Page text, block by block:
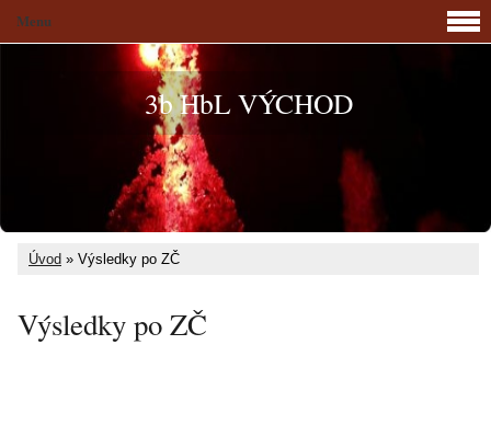
3b HbL VÝCHOD
Úvod » Výsledky po ZČ
Výsledky po ZČ
Menu